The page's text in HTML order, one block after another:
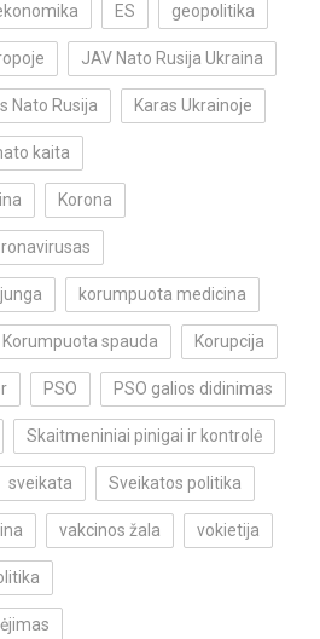
ES geopolitika
JAV Nato Rusija Ukraina
Nato Rusija Karas Ukrainoje
kaita
Korona
korumpuota medicina
Korumpuota spauda Korupcija
PSO PSO galios didinimas
Skaitmeniniai pinigai ir kontrolė
sveikata Sveikatos politika
vakcinos žala vokietija